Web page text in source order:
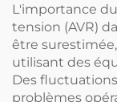
L'importance
tension (AVR)
être
utilisant des
Des
problèmes